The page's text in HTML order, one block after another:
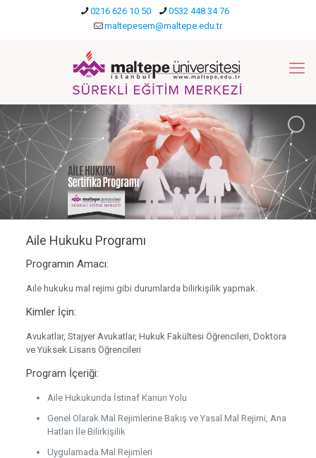
0216 626 10 50
0532 448 34 76
maltepesem@maltepe.edu.tr
Aile Hukuku Programı
Programın Amacı:
Aile hukuku mal rejimi gibi durumlarda bilirkişilik yapmak.
Kimler İçin:
Avukatlar, Stajyer Avukatlar, Hukuk Fakültesi Öğrencileri, Doktora
ve Yüksek Lisans Öğrencileri
Program İçeriği:
Aile Hukukunda İstinaf Kanun Yolu
Genel Olarak Mal Rejimlerine Bakış ve Yasal Mal Rejimi, Ana
Hatları İle Bilirkişilik
Uygulamada Mal Rejimleri